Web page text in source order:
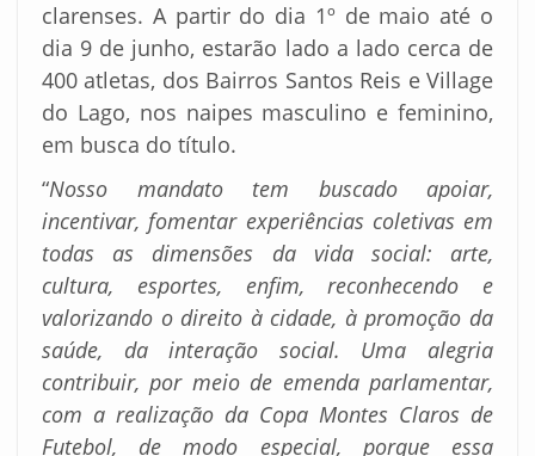
clarenses. A partir do dia 1º de maio até o
dia 9 de junho, estarão lado a lado cerca de
400 atletas, dos Bairros Santos Reis e Village
do Lago, nos naipes masculino e feminino,
em busca do título.
“Nosso mandato tem buscado apoiar,
incentivar, fomentar experiências coletivas em
todas as dimensões da vida social: arte,
cultura, esportes, enfim, reconhecendo e
valorizando o direito à cidade, à promoção da
saúde, da interação social. Uma alegria
contribuir, por meio de emenda parlamentar,
com a realização da Copa Montes Claros de
Futebol, de modo especial, porque essa